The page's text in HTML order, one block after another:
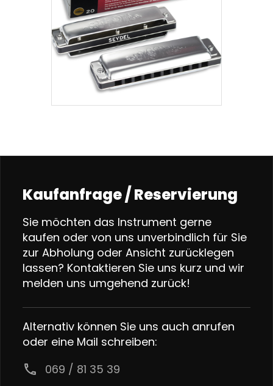
Kaufanfrage / Reservierung
Sie möchten das Instrument gerne
kaufen oder von uns unverbindlich für Sie
zur Abholung oder Ansicht zurücklegen
lassen? Kontaktieren Sie uns kurz und wir
melden uns umgehend zurück!
Alternativ können Sie uns auch anrufen
oder eine Mail schreiben:
call
069 / 81 35 39